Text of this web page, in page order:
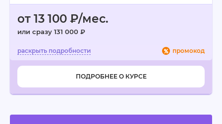
от 13 100 ₽/мес.
или сразу 131 000 ₽
промокод
ПОДРОБНЕЕ О КУРСЕ